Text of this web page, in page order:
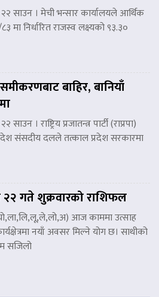
साउन । मेची भन्सार कार्यालयले आर्थिक
मा निर्धारित राजस्व लक्ष्यको ९३.३०
समीकरणबाट बाहिर, बानियाँ
साउन । राष्ट्रिय प्रजातन्त्र पार्टी (राप्रपा)
संसदीय दलले तत्काल प्रदेश सरकारमा
गते शुक्रवारको राशिफल
आज काममा उत्साह
नयाँ अवसर मिल्ने योग छ। साथीको
सजिलो